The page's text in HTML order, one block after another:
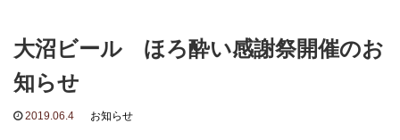
大沼ビール ほろ酔い感謝祭開催のお
知らせ
2019.06.4 お知らせ